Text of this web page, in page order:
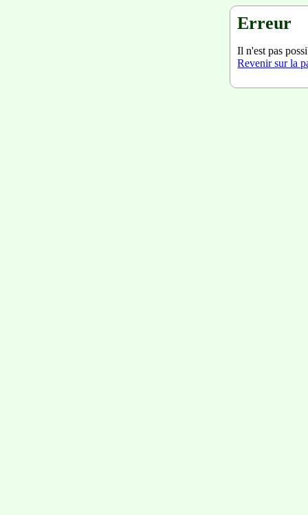
Erreur
Il n'est pas
Revenir sur la